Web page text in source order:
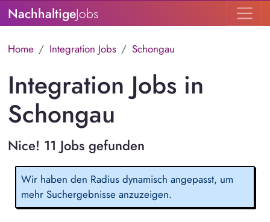
NachhaltigeJobs
Home Integration Jobs Schongau
Integration Jobs in
Schongau
Nice! 11 Jobs gefunden
Wir haben den Radius dynamisch angepasst, um
mehr Suchergebnisse anzuzeigen.